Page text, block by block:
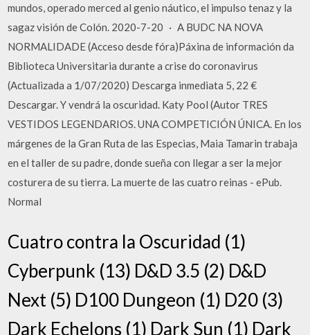
mundos, operado merced al genio náutico, el impulso tenaz y la
sagaz visión de Colón. 2020-7-20 · A BUDC NA NOVA
NORMALIDADE (Acceso desde fóra)Páxina de información da
Biblioteca Universitaria durante a crise do coronavirus
(Actualizada a 1/07/2020) Descarga inmediata 5, 22 €
Descargar. Y vendrá la oscuridad. Katy Pool (Autor TRES
VESTIDOS LEGENDARIOS. UNA COMPETICIÓN ÚNICA. En los
márgenes de la Gran Ruta de las Especias, Maia Tamarin trabaja
en el taller de su padre, donde sueña con llegar a ser la mejor
costurera de su tierra. La muerte de las cuatro reinas - ePub.
Normal
Cuatro contra la Oscuridad (1)
Cyberpunk (13) D&D 3.5 (2) D&D
Next (5) D100 Dungeon (1) D20 (3)
Dark Echelons (1) Dark Sun (1) Dark